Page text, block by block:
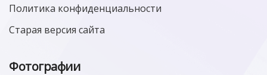
Политика конфиденциальности
Старая версия сайта
Фотографии